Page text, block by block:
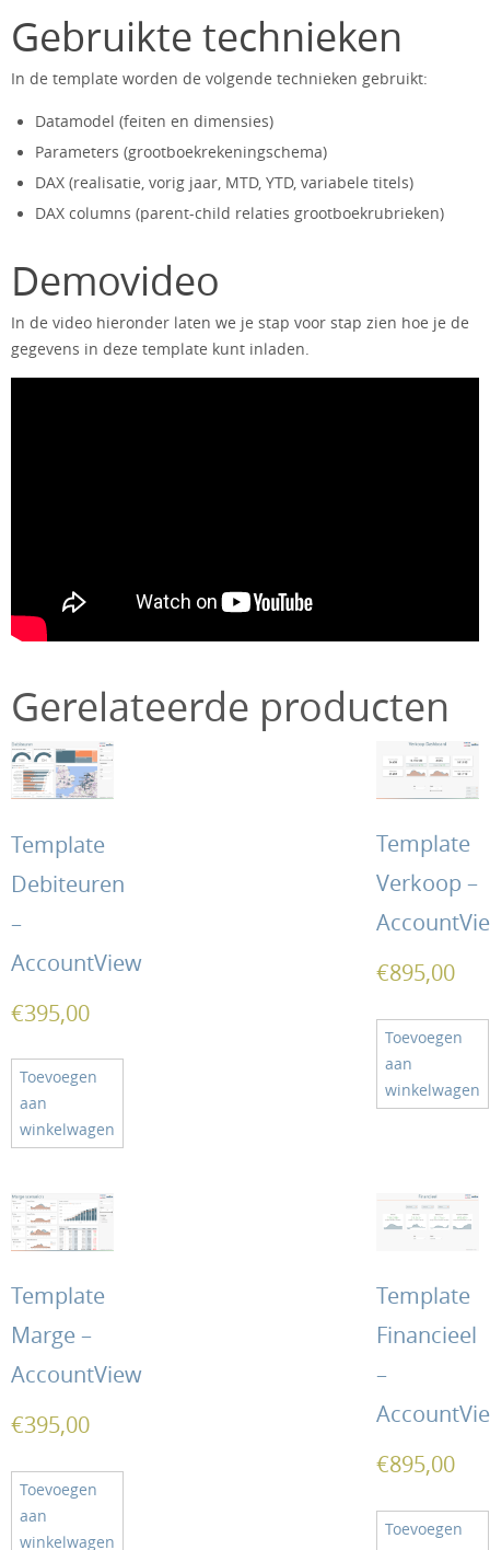
Gebruikte technieken
In de template worden de volgende technieken gebruikt:
Datamodel (feiten en dimensies)
Parameters (grootboekrekeningschema)
DAX (realisatie, vorig jaar, MTD, YTD, variabele titels)
DAX columns (parent-child relaties grootboekrubrieken)
Demovideo
In de video hieronder laten we je stap voor stap zien hoe je de
gegevens in deze template kunt inladen.
Gerelateerde producten
Template
Debiteuren
–
AccountView
€395,00
Toevoegen
aan
winkelwagen
Template
Verkoop –
€895,00
Toevoegen
aan
winkelwagen
Template
Marge –
AccountView
€395,00
Toevoegen
aan
winkelwagen
Template
Financieel
–
€895,00
Toevoegen